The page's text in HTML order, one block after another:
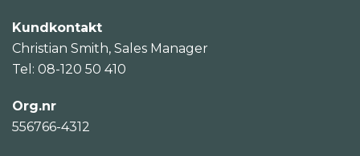
Kundkontakt
Christian Smith, Sales Manager
Tel: 08-120 50 410
Org.nr
556766-4312